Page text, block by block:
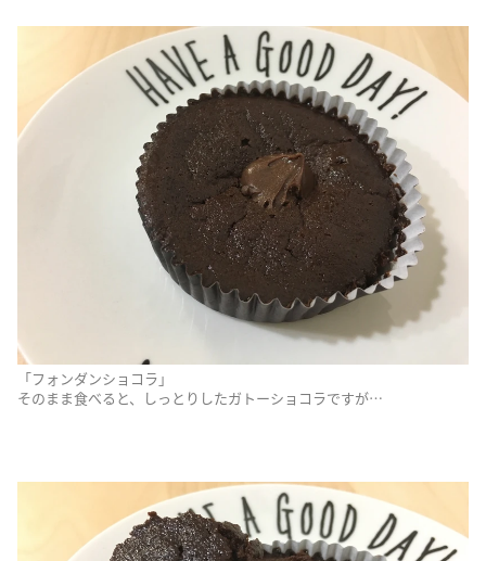
「フォンダンショコラ」
そのまま食べると、しっとりしたガトーショコラですが…